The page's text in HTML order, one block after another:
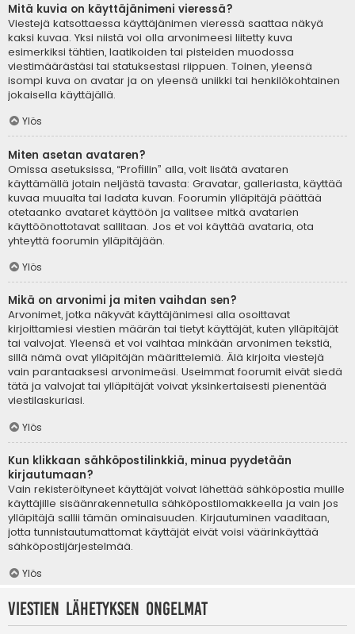
Mitä kuvia on käyttäjänimeni vieressä?
Viestejä katsottaessa käyttäjänimen vieressä saattaa näkyä
kaksi kuvaa. Yksi niistä voi olla arvonimeesi liitetty kuva
esimerkiksi tähtien, laatikoiden tai pisteiden muodossa
viestimäärästäsi tai statuksestasi riippuen. Toinen, yleensä
isompi kuva on avatar ja on yleensä uniikki tai henkilökohtainen
jokaisella käyttäjällä.
Ylös
Miten asetan avataren?
Omissa asetuksissa, “Profiilin” alla, voit lisätä avataren
käyttämällä jotain neljästä tavasta: Gravatar, galleriasta, käyttää
kuvaa muualta tai ladata kuvan. Foorumin ylläpitäjä päättää
otetaanko avataret käyttöön ja valitsee mitkä avatarien
käyttöönottotavat sallitaan. Jos et voi käyttää avataria, ota
yhteyttä foorumin ylläpitäjään.
Ylös
Mikä on arvonimi ja miten vaihdan sen?
Arvonimet, jotka näkyvät käyttäjänimesi alla osoittavat
kirjoittamiesi viestien määrän tai tietyt käyttäjät, kuten ylläpitäjät
tai valvojat. Yleensä et voi vaihtaa minkään arvonimen tekstiä,
sillä nämä ovat ylläpitäjän määrittelemiä. Älä kirjoita viestejä
vain parantaaksesi arvonimeäsi. Useimmat foorumit eivät siedä
tätä ja valvojat tai ylläpitäjät voivat yksinkertaisesti pienentää
viestilaskuriasi.
Ylös
Kun klikkaan sähköpostilinkkiä, minua pyydetään
kirjautumaan?
Vain rekisteröityneet käyttäjät voivat lähettää sähköpostia muille
käyttäjille sisäänrakennetulla sähköpostilomakkeella ja vain jos
ylläpitäjä sallii tämän ominaisuuden. Kirjautuminen vaaditaan,
jotta tunnistautumattomat käyttäjät eivät voisi väärinkäyttää
sähköpostijärjestelmää.
Ylös
Viestien lähetyksen ongelmat